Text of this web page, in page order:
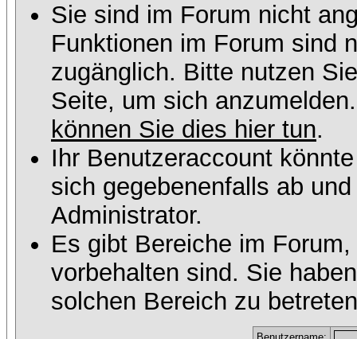
Sie sind im Forum nicht
Funktionen im Forum sind
zugänglich. Bitte nutzen
Seite, um sich
können Sie dies hier tun.
Ihr Benutzeraccount
sich gegebenenfalls ab
Administrator.
Es gibt Bereiche im
vorbehalten sind. Sie
solchen Bereich zu